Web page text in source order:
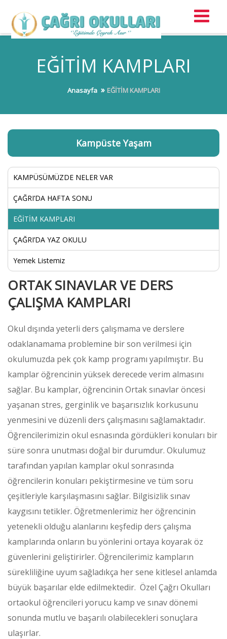
EĞİTİM KAMPLARI
Anasayfa EĞİTİM KAMPLARI
Kampüste Yaşam
KAMPÜSÜMÜZDE NELER VAR
ÇAĞRI’DA HAFTA SONU
EĞİTİM KAMPLARI
ÇAĞRI’DA YAZ OKULU
Yemek Listemiz
ORTAK SINAVLAR VE DERS
ÇALIŞMA KAMPLARI
Okul dışında yeterli ders çalışmama ve derslere
odaklanamama problemine bir son verilmesi için
okulumuzda pek çok kamp programı yapılmıştır. Bu
kamplar öğrencinin yüksek derecede verim almasını
sağlar. Bu kamplar, öğrencinin Ortak sınavlar öncesi
yaşanan stres, gerginlik ve başarısızlık korkusunu
yenmesini ve düzenli ders çalışmasını sağlamaktadır.
Öğrencilerimizin okul esnasında gördükleri konuları bir
süre sonra unutması doğal bir durumdur. Okulumuz
tarafından yapılan kamplar okul sonrasında
öğrencilerin konuları pekiştirmesine ve tüm soru
çeşitleriyle karşılaşmasını sağlar. Bilgisizlik sınav
kaygısını tetikler. Öğretmenlerimiz her öğrencinin
yetenekli olduğu alanlarını keşfedip ders çalışma
kamplarında onların bu yönlerini ortaya koyarak öz
güvenlerini geliştirirler. Öğrencilerimiz kampların
sürekliliğine uyum sağladıkça her sene kitlesel anlamda
büyük başarılar elde edilmektedir. Özel Çağrı Okulları
ortaokul öğrencileri yorucu kamp ve sınav dönemi
sonunda mutlu ve başarılı olabilecekleri sonuçlara
ulaşırlar.